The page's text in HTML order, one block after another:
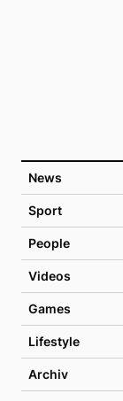
News
Sport
People
Videos
Games
Lifestyle
Archiv